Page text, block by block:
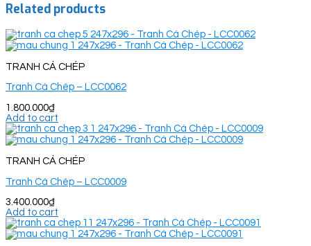
Related products
TRANH CÁ CHÉP
Tranh Cá Chép – LCC0062
1.800.000₫
Add to cart
TRANH CÁ CHÉP
Tranh Cá Chép – LCC0009
3.400.000₫
Add to cart